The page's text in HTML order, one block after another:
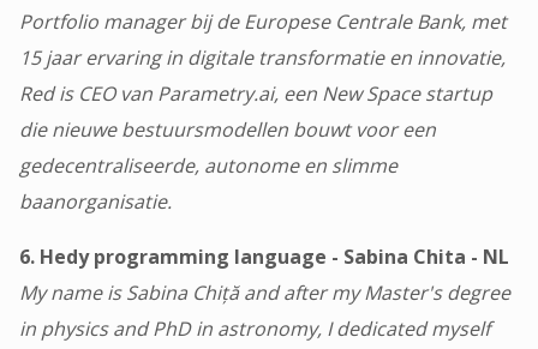
Portfolio manager bij de Europese Centrale Bank, met
15 jaar ervaring in digitale transformatie en innovatie,
Red is CEO van Parametry.ai, een New Space startup
die nieuwe bestuursmodellen bouwt voor een
gedecentraliseerde, autonome en slimme
baanorganisatie.
6. Hedy programming language - Sabina Chita - NL
My name is Sabina Chiță and after my Master's degree
in physics and PhD in astronomy, I dedicated myself